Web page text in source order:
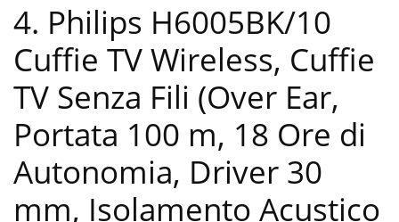
4. Philips H6005BK/10
Cuffie TV Wireless, Cuffie
TV Senza Fili (Over Ear,
Portata 100 m, 18 Ore di
Autonomia, Driver 30
mm, Isolamento Acustico